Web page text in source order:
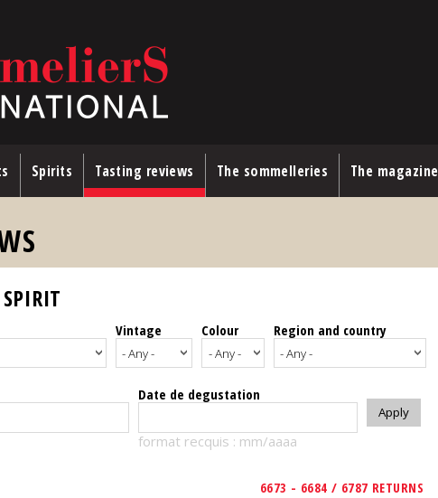
Spirits Tasting reviews The sommelleries The magazine
Vintage Colour Region and country
Date de degustation
format recquis : mm/aaaa
6673 - 6684 / 6787 RETURNS